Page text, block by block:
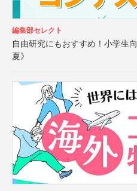
編集部セレクト
自由研究にもおすすめ！小学生
夏》